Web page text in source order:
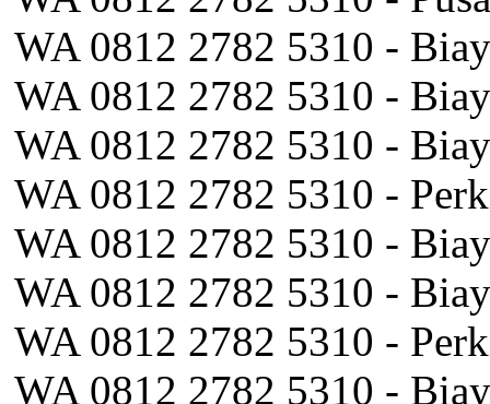
WA 0812 2782 5310 -
WA 0812 2782 5310 -
WA 0812 2782 5310 -
WA 0812 2782 5310 -
WA 0812 2782 5310 -
WA 0812 2782 5310 -
WA 0812 2782 5310 -
WA 0812 2782 5310 -